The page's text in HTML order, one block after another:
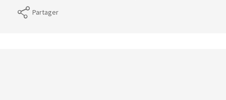
Partager